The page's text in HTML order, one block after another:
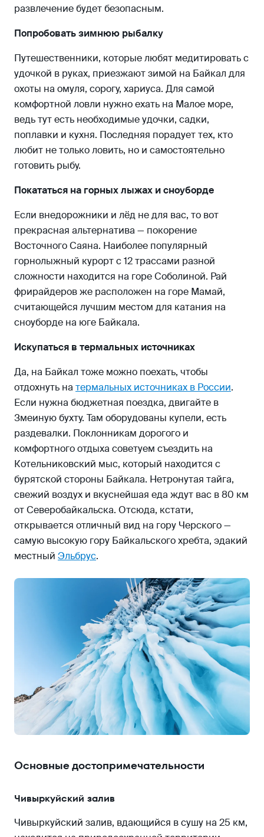
развлечение будет безопасным.
Попробовать зимнюю рыбалку
Путешественники, которые любят медитировать с
удочкой в руках, приезжают зимой на Байкал для
охоты на омуля, сорогу, хариуса. Для самой
комфортной ловли нужно ехать на Малое море,
ведь тут есть необходимые удочки, садки,
поплавки и кухня. Последняя порадует тех, кто
любит не только ловить, но и самостоятельно
готовить рыбу.
Покататься на горных лыжах и сноуборде
Если внедорожники и лёд не для вас, то вот
прекрасная альтернатива — покорение
Восточного Саяна. Наиболее популярный
горнолыжный курорт с 12 трассами разной
сложности находится на горе Соболиной. Рай
фрирайдеров же расположен на горе Мамай,
считающейся лучшим местом для катания на
сноуборде на юге Байкала.
Искупаться в термальных источниках
Да, на Байкал тоже можно поехать, чтобы
отдохнуть на термальных источниках в России.
Если нужна бюджетная поездка, двигайте в
Змеиную бухту. Там оборудованы купели, есть
раздевалки. Поклонникам дорогого и
комфортного отдыха советуем съездить на
Котельниковский мыс, который находится с
бурятской стороны Байкала. Нетронутая тайга,
свежий воздух и вкуснейшая еда ждут вас в 80 км
от Северобайкальска. Отсюда, кстати,
открывается отличный вид на гору Черского —
самую высокую гору Байкальского хребта, эдакий
местный Эльбрус.
Основные достопримечательности
Чивыркуйский залив
Чивыркуйский залив, вдающийся в сушу на 25 км,